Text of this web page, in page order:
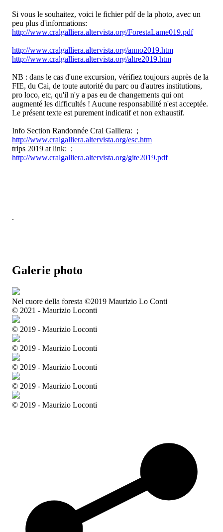
Si vous le souhaitez, voici le fichier pdf de la photo, avec un
peu plus d'informations:
http://www.cralgalliera.altervista.org/ForestaLame019.pdf
http://www.cralgalliera.altervista.org/anno2019.htm
http://www.cralgalliera.altervista.org/altre2019.htm
NB : dans le cas d'une excursion, vérifiez toujours auprès de la
FIE, du Cai, de toute autorité du parc ou d'autres institutions,
pro loco, etc, qu'il n'y a pas eu de changements qui ont
augmenté les difficultés ! Aucune responsabilité n'est acceptée.
Le présent texte est purement indicatif et non exhaustif.
Info Section Randonnée Cral Galliera: ;
http://www.cralgalliera.altervista.org/esc.htm
trips 2019 at link: ;
http://www.cralgalliera.altervista.org/gite2019.pdf
.
Galerie photo
Nel cuore della foresta ©2019 Maurizio Lo Conti
© 2021 - Maurizio Loconti
© 2019 - Maurizio Loconti
© 2019 - Maurizio Loconti
© 2019 - Maurizio Loconti
© 2019 - Maurizio Loconti
© 2019 - Maurizio Loconti